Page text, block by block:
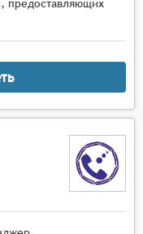
предоставляющих